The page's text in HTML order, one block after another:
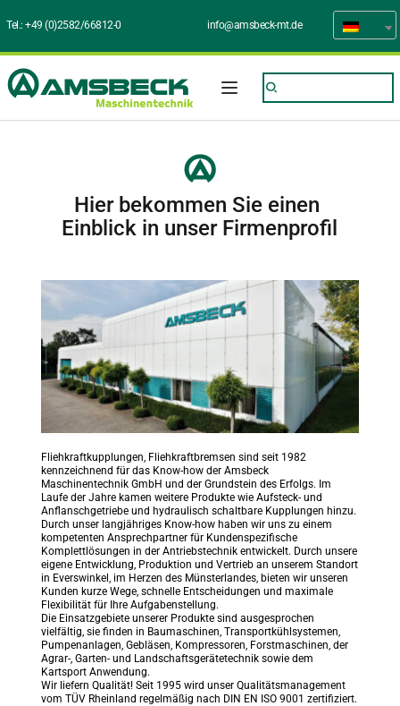
Tel.: +49 (0)2582/66812-0 info@amsbeck-mt.de
Hier bekommen Sie einen
Einblick in unser Firmenprofil
Fliehkraftkupplungen, Fliehkraftbremsen sind seit 1982
kennzeichnend für das Know-how der Amsbeck
Maschinentechnik GmbH und der Grundstein des Erfolgs. Im
Laufe der Jahre kamen weitere Produkte wie Aufsteck- und
Anflanschgetriebe und hydraulisch schaltbare Kupplungen hinzu.
Durch unser langjähriges Know-how haben wir uns zu einem
kompetenten Ansprechpartner für Kundenspezifische
Komplettlösungen in der Antriebstechnik entwickelt. Durch unsere
eigene Entwicklung, Produktion und Vertrieb an unserem Standort
in Everswinkel, im Herzen des Münsterlandes, bieten wir unseren
Kunden kurze Wege, schnelle Entscheidungen und maximale
Flexibilität für Ihre Aufgabenstellung.
Die Einsatzgebiete unserer Produkte sind ausgesprochen
vielfältig, sie finden in Baumaschinen, Transportkühlsystemen,
Pumpenanlagen, Gebläsen, Kompressoren, Forstmaschinen, der
Agrar-, Garten- und Landschaftsgerätetechnik sowie dem
Kartsport Anwendung.
Wir liefern Qualität! Seit 1995 wird unser Qualitätsmanagement
vom TÜV Rheinland regelmäßig nach DIN EN ISO 9001 zertifiziert.